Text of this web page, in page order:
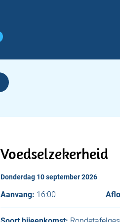
Voedselzekerheid
donderdag 10 september 2026
Aanvang: 16:00